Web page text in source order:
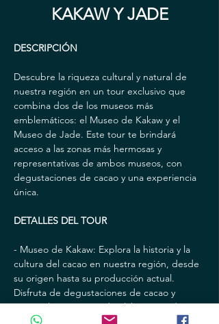
KAKAW Y JADE
DESCRIPCIÓN
Descubre la riqueza cultural y natural de
nuestra región en un tour exclusivo que
combina dos de los museos más
emblemáticos: el Museo de Kakaw y el
Museo de Jade. Este tour te brindará
acceso a las zonas más hermosas y
representativas de ambos museos, con
degustaciones de cacao y una experiencia
única.
DETALLES DEL TOUR
- Museo de Kakaw: Explora la historia y la
cultura del cacao en nuestra región, desde
su origen hasta su producción actual.
Disfruta de degustaciones de cacao y
conoce los procesos de elaboración de
este delicioso producto.